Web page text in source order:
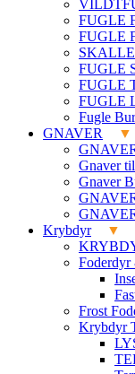
FUGLE
FUGLE
FUGLE
FUGLE
FUGLE
Fugle
GNAVER
Gnaver
Gnaver
Krybdyr
Frost
Krybdyr